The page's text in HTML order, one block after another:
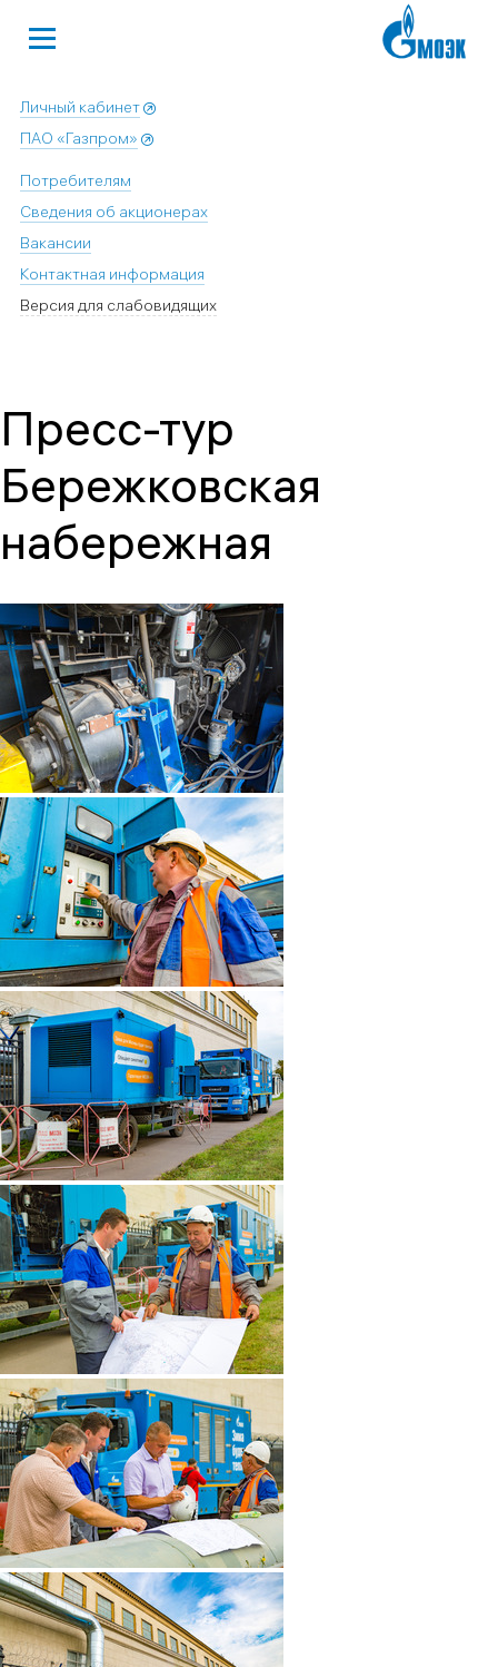
Личный кабинет
ПАО «Газпром»
Потребителям
Сведения об акционерах
Вакансии
Контактная информация
Версия для слабовидящих
Пресс-тур
Бережковская
набережная